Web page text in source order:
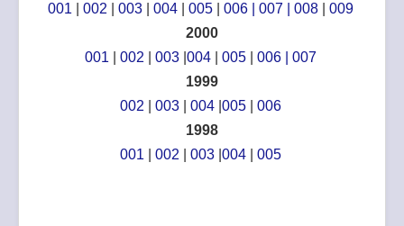
001
002 003 004| 005| 006| 007 008| 009
2000
001
002 003 004| 005| 006| 007
1999
002
003 004 005| 006
1998
001
002 003 004| 005